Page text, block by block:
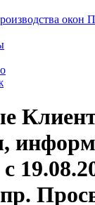
окон
пр.